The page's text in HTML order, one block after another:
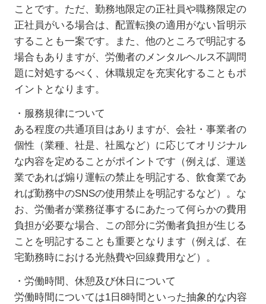
ことです。ただ、勤務地限定の正社員や職務限定の
正社員がいる場合は、配置転換の適用がない旨明示
することも一案です。また、他のところで明記する
場合もありますが、労働者のメンタルヘルス不調問
題に対処するべく、休職規定を充実化することもポ
イントとなります。
・服務規律について
ある程度の共通項目はありますが、会社・事業者の
個性（業種、社是、社風など）に応じてオリジナル
な内容を定めることがポイントです（例えば、運送
業であれば煽り運転の禁止を明記する、飲食業であ
れば勤務中のSNSの使用禁止を明記するなど）。な
お、労働者が業務従事するにあたって何らかの費用
負担が必要な場合、この部分に労働者負担が生じる
ことを明記することも重要となります（例えば、在
宅勤務時における光熱費や回線費用など）。
・労働時間、休憩及び休日について
労働時間については1日8時間といった抽象的な内容